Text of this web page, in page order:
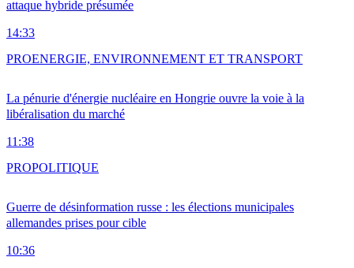
attaque hybride présumée
14:33
La pénurie d'énergie nucléaire en Hongrie ouvre la voie à la
libéralisation du marché
11:38
PROENERGIE, ENVIRONNEMENT ET TRANSPORT
Guerre de désinformation russe : les élections municipales
allemandes prises pour cible
10:36
PROPOLITIQUE